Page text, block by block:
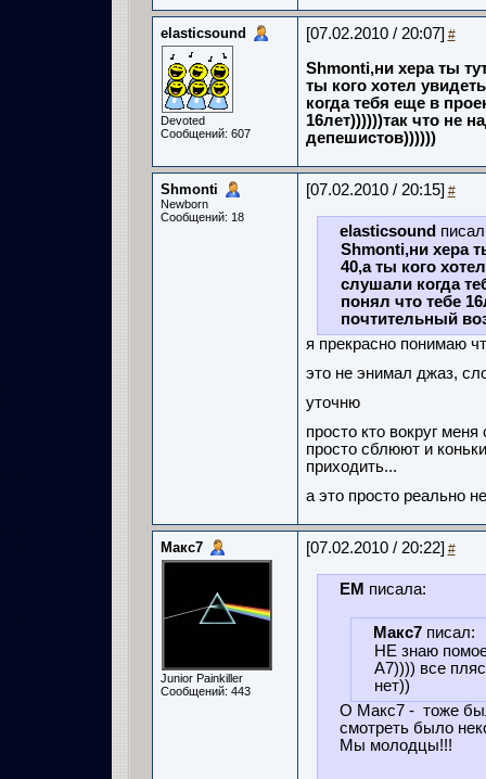
elasticsound
Devoted
Сообщений: 607
[07.02.2010 / 20:07] #
Shmonti,ни хера ты
ты кого хотел
когда тебя еще в
16лет))))))так что не
депешистов))))))
Shmonti
Newborn
Сообщений: 18
[07.02.2010 / 20:15] #
elasticsound
Shmonti,ни хера
40,а ты кого
слушали когда
понял что тебе
почтительный
я прекрасно понимаю
это не энимал джаз,
уточню
просто кто вокруг
просто сблюют и
приходить...
а это просто реально
Макс7
Junior Painkiller
Сообщений: 443
[07.02.2010 / 20:22] #
ЕМ писала:
Макс7писал:
НЕ знаю
А7)))) все
нет))
О Макс7 - тоже
смотреть было
Мы молодцы!!!